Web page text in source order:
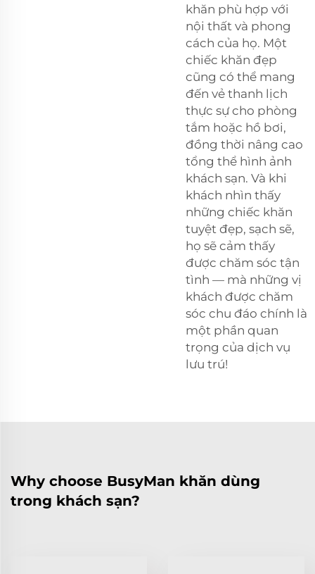
khăn phù hợp với
nội thất và phong
cách của họ. Một
chiếc khăn đẹp
cũng có thể mang
đến vẻ thanh lịch
thực sự cho phòng
tắm hoặc hồ bơi,
đồng thời nâng cao
tổng thể hình ảnh
khách sạn. Và khi
khách nhìn thấy
những chiếc khăn
tuyệt đẹp, sạch sẽ,
họ sẽ cảm thấy
được chăm sóc tận
tình — mà những vị
khách được chăm
sóc chu đáo chính là
một phần quan
trọng của dịch vụ
lưu trú!
Why choose BusyMan khăn dùng
trong khách sạn?